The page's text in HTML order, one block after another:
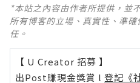
*本站之內容由作者所提供，並
所有博客的立場、真實性、準
任。
【 U Creator 招募 】
出Post賺現金獎賞 l 登記《